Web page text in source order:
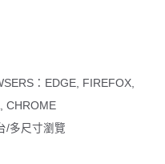
：EDGE, FIREFOX,
CHROME
/多尺寸瀏覽